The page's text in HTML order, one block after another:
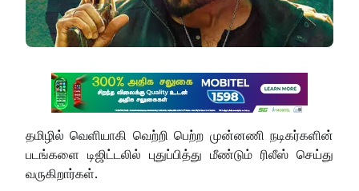
தமிழில் வெளியாகி வெற்றி பெற்ற முன்னணி நடிகர்களின்
படங்களை டிஜிட்டலில் புதுப்பித்து மீண்டும் ரிலீஸ் செய்து
வருகிறார்கள்.